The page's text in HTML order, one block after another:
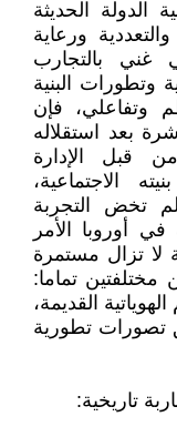
الدولة الحديثة
ورعاية
غني بالتجارب
وتطورات البنية
وتفاعلي، فإن
بعد استقلاله
قبل الإدارة
الاجتماعية،
تخض التجربة
في أوروبا الأمر
لا تزال مستمرة
مختلفتين تماما:
القديمة،
تصورات تطورية
تاريخية: